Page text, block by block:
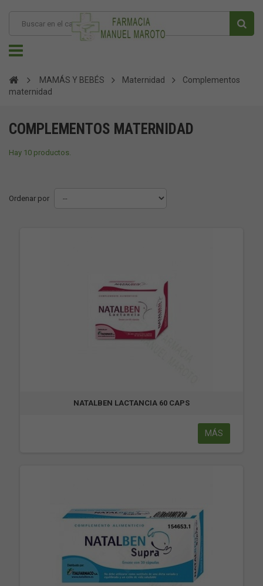
MAMÁS Y BEBÉS Maternidad
Complementos
maternidad
COMPLEMENTOS MATERNIDAD
Hay 10 productos.
Ordenar por
NATALBEN LACTANCIA 60 CAPS
MÁS